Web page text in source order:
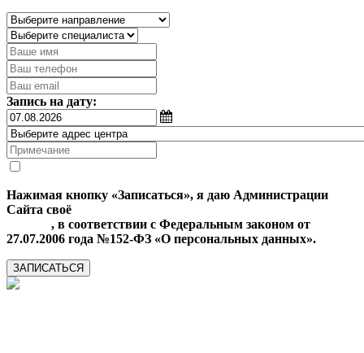
Запись на дату:
Нажимая кнопку «Записаться», я даю Администрации
Сайта своё
, в соответствии с Федеральным законом от
27.07.2006 года №152-ФЗ «О персональных данных».
ЗАПИСАТЬСЯ